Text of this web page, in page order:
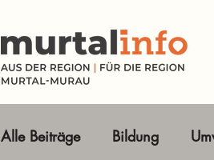
Alle Beiträge Bildung